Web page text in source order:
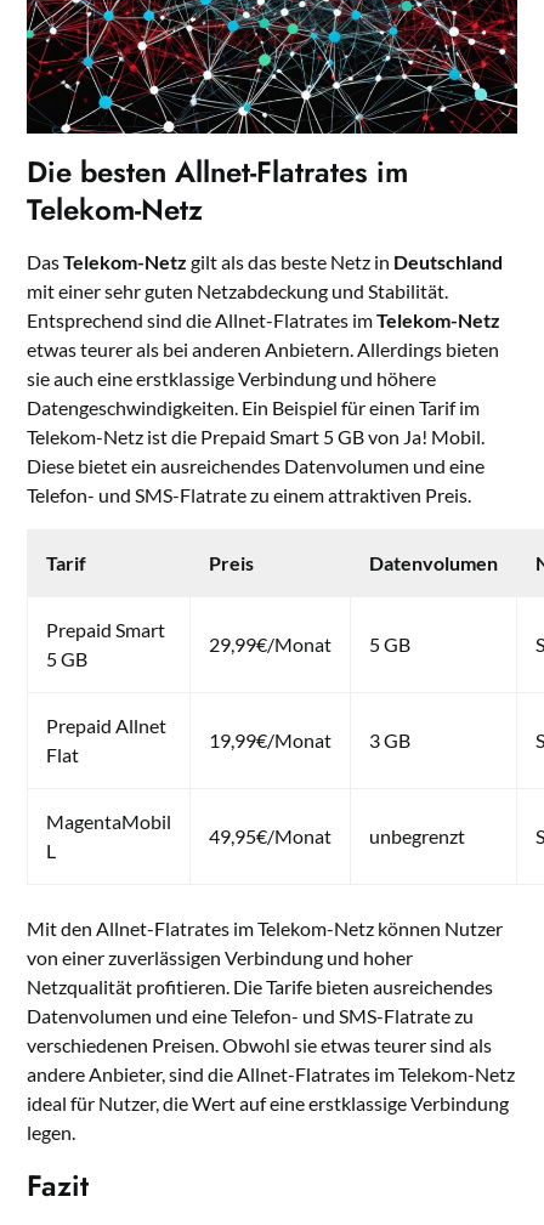
Die besten Allnet-Flatrates im
Telekom-Netz
DasTelekom-Netz gilt als das beste Netz in Deutschland
mit einer sehr guten Netzabdeckung und Stabilität.
Entsprechend sind die Allnet-Flatrates imTelekom-Netz
etwas teurer als bei anderen Anbietern. Allerdings bieten
sie auch eine erstklassige Verbindung und höhere
Datengeschwindigkeiten. Ein Beispiel für einen Tarif im
Telekom-Netz ist die Prepaid Smart 5 GB von Ja! Mobil.
Diese bietet ein ausreichendes Datenvolumen und eine
Telefon- und SMS-Flatrate zu einem attraktiven Preis.
Tarif Preis Datenvolumen
Prepaid Smart
5 GB
29,99€/Monat 5 GB
Prepaid Allnet
Flat
19,99€/Monat 3 GB
MagentaMobil
L
49,95€/Monat unbegrenzt
Mit den Allnet-Flatrates im Telekom-Netz können Nutzer
von einer zuverlässigen Verbindung und hoher
Netzqualität profitieren. Die Tarife bieten ausreichendes
Datenvolumen und eine Telefon- und SMS-Flatrate zu
verschiedenen Preisen. Obwohl sie etwas teurer sind als
andere Anbieter, sind die Allnet-Flatrates im Telekom-Netz
ideal für Nutzer, die Wert auf eine erstklassige Verbindung
legen.
Fazit